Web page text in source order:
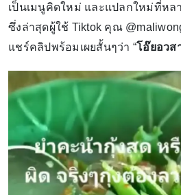
เป็นเมนูคิดใหม่ และแปลกใหม่ที่หล
ซึ่งล่าสุดผู้ใช้ Tiktok คุณ
แชร์คลิปพร้อมเผยสั้นๆว่า “โอ๊ยอวส